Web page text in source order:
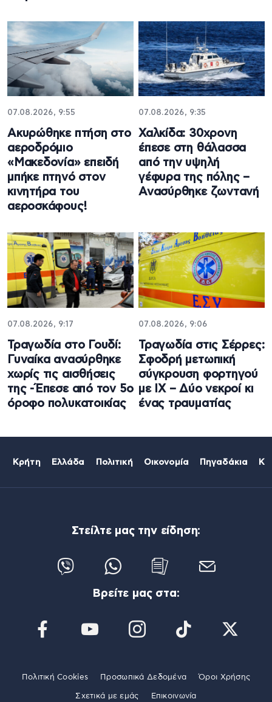
07.08.2026, 9:55
Ακυρώθηκε πτήση στο
αεροδρόμιο
«Μακεδονία» επειδή
μπήκε πτηνό στον
κινητήρα του
αεροσκάφους!
07.08.2026, 9:35
Χαλκίδα: 30χρονη
έπεσε στη θάλασσα
από την υψηλή
γέφυρα της πόλης –
Ανασύρθηκε ζωντανή
07.08.2026, 9:17
Τραγωδία στο Γουδί:
Γυναίκα ανασύρθηκε
χωρίς τις αισθήσεις
της -Έπεσε από τον 5ο
όροφο πολυκατοικίας
07.08.2026, 9:06
Τραγωδία στις Σέρρες:
Σφοδρή μετωπική
σύγκρουση φορτηγού
με ΙΧ – Δύο νεκροί κι
ένας τραυματίας
Κρήτη Ελλάδα Πολιτική Οικονομία Πηγαδάκια
Στείλτε μας την είδηση:
Βρείτε μας στα:
Πολιτική Cookies Προσωπικά Δεδομένα Όροι Χρήσης
Σχετικά με εμάς Επικοινωνία